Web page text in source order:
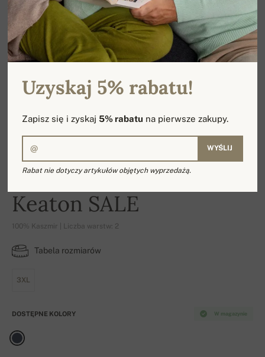
Keaton SALE
100% Kaszmir | Liczba warstw: 2
Tabela rozmiarów
3XL
W magazynie
DOSTĘPNE KOLORY
Uzyskaj 5% rabatu!
Zapisz się i zyskaj5% rabatu na pierwsze zakupy.
WYŚLIJ
Rabat nie dotyczy artykułów objętych wyprzedażą.